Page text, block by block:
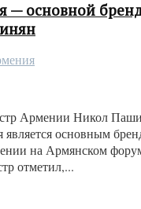
— основной
Армении Никол
является основным
на Армянском
отметил,...